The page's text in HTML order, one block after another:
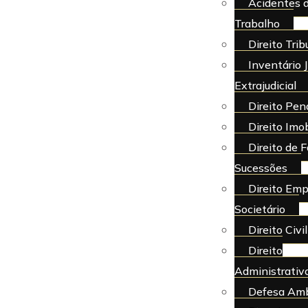
Acidentes
Trabalho
Direito
Inventário
Extrajudicial
Direito
Direito
Direito de
Sucessões
Direito
Societário
Direito Civil
Direito
Defesa